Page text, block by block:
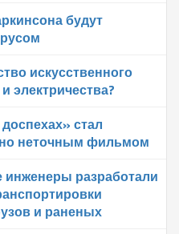
будут
искусственного
электричества?
стал
неточным фильмом
инженеры разработали
и раненых